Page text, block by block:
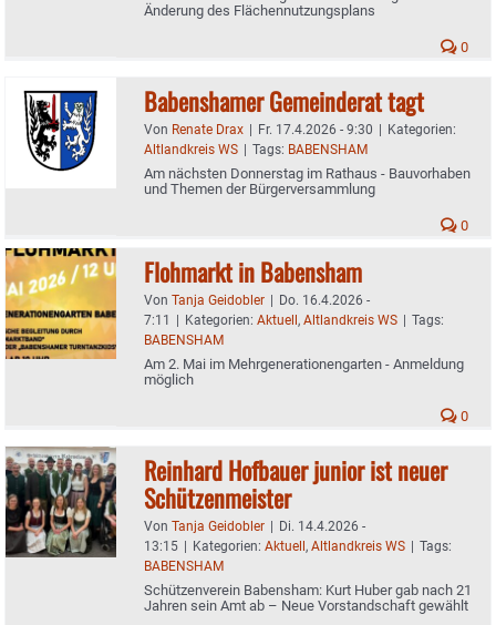
Änderung des Flächennutzungsplans
0
Babenshamer Gemeinderat tagt
Von Renate Drax | Fr. 17.4.2026 - 9:30 | Kategorien:
Altlandkreis WS | Tags: BABENSHAM
Am nächsten Donnerstag im Rathaus - Bauvorhaben
und Themen der Bürgerversammlung
0
Flohmarkt in Babensham
Von Tanja Geidobler | Do. 16.4.2026 -
7:11 | Kategorien: Aktuell, Altlandkreis WS | Tags:
BABENSHAM
Am 2. Mai im Mehrgenerationengarten - Anmeldung
möglich
0
Reinhard Hofbauer junior ist neuer
Schützenmeister
Von Tanja Geidobler | Di. 14.4.2026 -
13:15 | Kategorien: Aktuell, Altlandkreis WS | Tags:
BABENSHAM
Schützenverein Babensham: Kurt Huber gab nach 21
Jahren sein Amt ab – Neue Vorstandschaft gewählt